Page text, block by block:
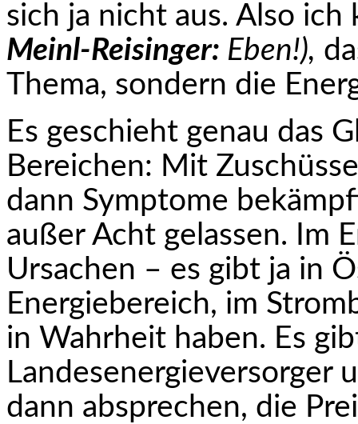
sich ja nicht aus. Also
Meinl-Reisinger: Eben!),
Thema, sondern die
Es geschieht genau das
Bereichen: Mit
dann Symptome
außer Acht gelassen. Im
Ursachen – es gibt ja in
Energiebereich, im
in Wahrheit haben. Es
Landesenergieversorger
dann absprechen, die